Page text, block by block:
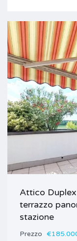
Attico
terrazzo
stazione
Prezzo